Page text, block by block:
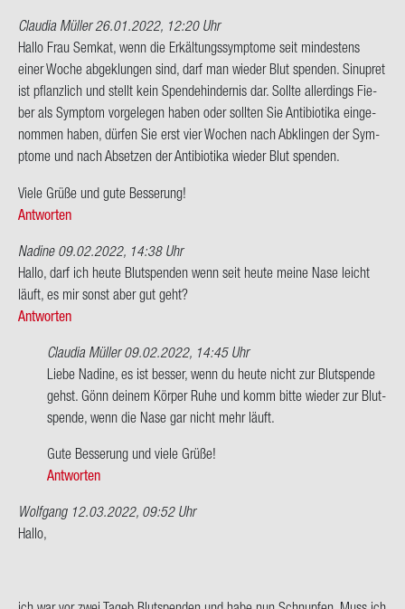
Claudia Müller26.01.2022, 12:20 Uhr
Hallo Frau Sem­kat, wenn die Er­käl­tungs­sym­pto­me seit min­des­tens
einer Woche ab­ge­klun­gen sind, darf man wie­der Blut spen­den. Sin­u­pret
ist pflanz­lich und stellt kein Spen­de­hin­der­nis dar. Soll­te al­ler­dings Fie­
ber als Sym­ptom vor­ge­le­gen haben oder soll­ten Sie An­ti­bio­ti­ka ein­ge­
nom­men haben, dür­fen Sie erst vier Wo­chen nach Ab­klin­gen der Sym­
pto­me und nach Ab­set­zen der An­ti­bio­ti­ka wie­der Blut spen­den.
Viele Grüße und gute Bes­se­rung!
Antworten
Nadine09.02.2022, 14:38 Uhr
Hallo, darf ich heute Blut­spen­den wenn seit heute meine Nase leicht
läuft, es mir sonst aber gut geht?
Antworten
Claudia Müller09.02.2022, 14:45 Uhr
Ant­
wort
auf
darf
ich
heute…
von
Liebe Na­di­ne, es ist bes­ser, wenn du heute nicht zur Blut­spen­de
gehst. Gönn dei­nem Kör­per Ruhe und komm bitte wie­der zur Blut­
spen­de, wenn die Nase gar nicht mehr läuft.
Gute Bes­se­rung und viele Grüße!
Antworten
Wolfgang12.03.2022, 09:52 Uhr
Hallo,